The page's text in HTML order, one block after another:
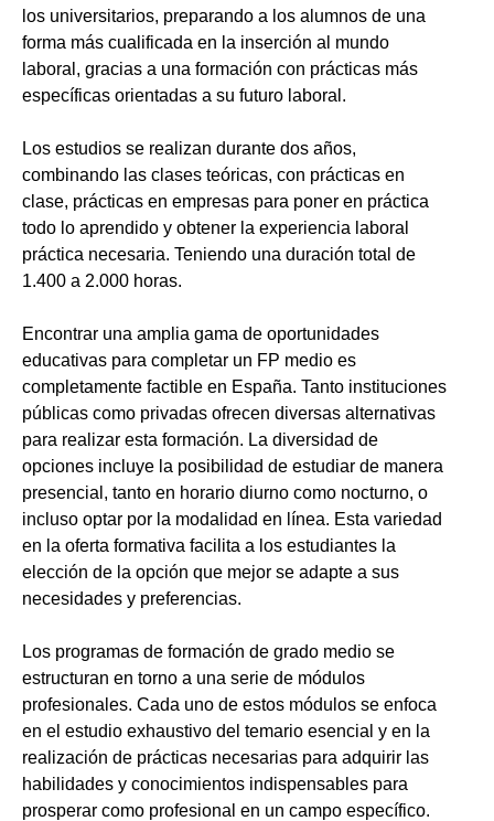
los universitarios, preparando a los alumnos de una
forma más cualificada en la inserción al mundo
laboral, gracias a una formación con prácticas más
específicas orientadas a su futuro laboral.
Los estudios se realizan durante dos años,
combinando las clases teóricas, con prácticas en
clase, prácticas en empresas para poner en práctica
todo lo aprendido y obtener la experiencia laboral
práctica necesaria. Teniendo una duración total de
1.400 a 2.000 horas.
Encontrar una amplia gama de oportunidades
educativas para completar un FP medio es
completamente factible en España. Tanto instituciones
públicas como privadas ofrecen diversas alternativas
para realizar esta formación. La diversidad de
opciones incluye la posibilidad de estudiar de manera
presencial, tanto en horario diurno como nocturno, o
incluso optar por la modalidad en línea. Esta variedad
en la oferta formativa facilita a los estudiantes la
elección de la opción que mejor se adapte a sus
necesidades y preferencias.
Los programas de formación de grado medio se
estructuran en torno a una serie de módulos
profesionales. Cada uno de estos módulos se enfoca
en el estudio exhaustivo del temario esencial y en la
realización de prácticas necesarias para adquirir las
habilidades y conocimientos indispensables para
prosperar como profesional en un campo específico.